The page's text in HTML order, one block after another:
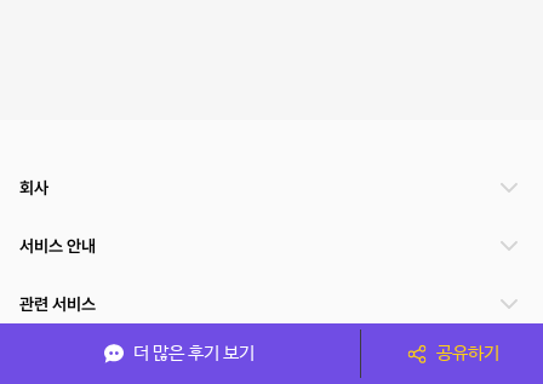
더 많은 후기 보기 공유하기
회사
서비스 안내
관련 서비스